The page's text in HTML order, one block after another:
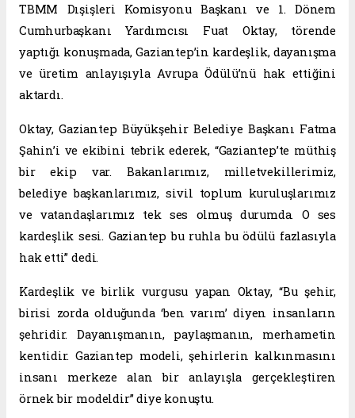
TBMM Dışişleri Komisyonu Başkanı ve 1. Dönem
Cumhurbaşkanı Yardımcısı Fuat Oktay, törende
yaptığı konuşmada, Gaziantep’in kardeşlik, dayanışma
ve üretim anlayışıyla Avrupa Ödülü’nü hak ettiğini
aktardı.
Oktay, Gaziantep Büyükşehir Belediye Başkanı Fatma
Şahin’i ve ekibini tebrik ederek, “Gaziantep’te müthiş
bir ekip var. Bakanlarımız, milletvekillerimiz,
belediye başkanlarımız, sivil toplum kuruluşlarımız
ve vatandaşlarımız tek ses olmuş durumda. O ses
kardeşlik sesi. Gaziantep bu ruhla bu ödülü fazlasıyla
hak etti” dedi.
Kardeşlik ve birlik vurgusu yapan Oktay, “Bu şehir,
birisi zorda olduğunda ‘ben varım’ diyen insanların
şehridir. Dayanışmanın, paylaşmanın, merhametin
kentidir. Gaziantep modeli, şehirlerin kalkınmasını
insanı merkeze alan bir anlayışla gerçekleştiren
örnek bir modeldir” diye konuştu.